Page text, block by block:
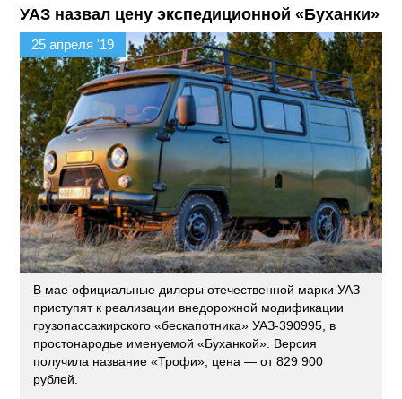
УАЗ назвал цену экспедиционной «Буханки»
25 апреля '19
В мае официальные дилеры отечественной марки УАЗ
приступят к реализации внедорожной модификации
грузопассажирского «бескапотника» УАЗ-390995, в
простонародье именуемой «Буханкой». Версия
получила название «Трофи», цена — от 829 900
рублей.